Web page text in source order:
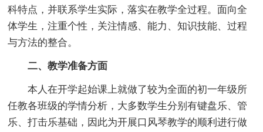
科特点，并联系学生实际，落实在教学全过程。面向全
体学生，注重个性，关注情感、能力、知识技能、过程
与方法的整合。
二、教学准备方面
本人在开学起始课上就做了较为全面的初一年级所
任教各班级的学情分析，大多数学生分别有键盘乐、管
乐、打击乐基础，因此为开展口风琴教学的顺利进行做